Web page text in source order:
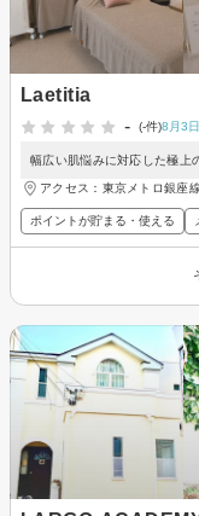
Laetitia
-
(-件)8月3
幅広い肌悩みに対応した極上
アクセス：東京メトロ銀座
ポイントが貯まる・使える